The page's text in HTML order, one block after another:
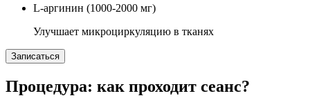
L-аргинин (1000-2000 мг)
Улучшает микроциркуляцию в тканях
Записаться
Процедура: как проходит сеанс?